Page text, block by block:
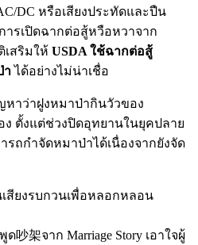
DC หรือเสียงประทัดและปืน
รเปิดฉากต่อสู้หวือหวาจาก
สริมให้ USDA ใช้ฉากต่อสู้
าได้อย่างไม่น่าเชื่อ
หาว่าฝูงหมาป่ากินวัวของ
ง ตั้งแต่ช่วงปิดอุทยานในยุคปลาย
ถกำจัดหมาป่าได้เนื่องจากยังจัด
สียงรบกวนเพื่อหลอกหลอน
吵架จาก Marriage Story เอาใจผู้